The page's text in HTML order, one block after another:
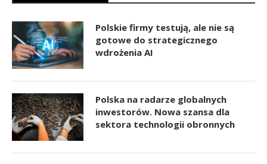
Polskie firmy testują, ale nie są
gotowe do strategicznego
wdrożenia AI
Polska na radarze globalnych
inwestorów. Nowa szansa dla
sektora technologii obronnych